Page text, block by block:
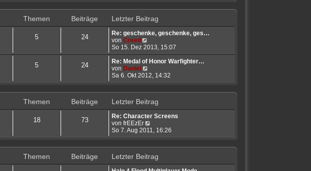
g
e
i
t
a
g
t
e
r
e
i
t
a
g
Themen Beiträge
Letzter Beitrag
5 24
Re: geschenke, geschenke, ges…
von Creed
e
u
e
t
e
i
t
r
a
g
So 15. Dez 2013, 15:07
5 24
Re: Medal of Honor Warfighter…
von Daniel
e
t
e
r
B
e
i
t
a
g
Sa 6. Okt 2012, 14:32
Themen Beiträge
Letzter Beitrag
18 73
Re: Character Screens
von frEEzEr
e
t
e
So 7. Aug 2011, 16:26
Themen Beiträge
Letzter Beitrag